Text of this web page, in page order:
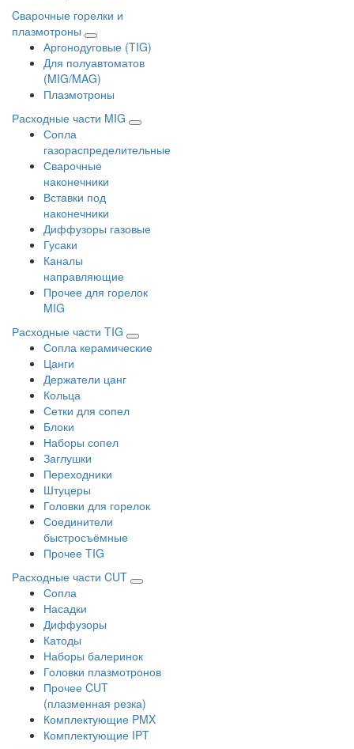
Cварочные горелки и
плазмотроны
Аргонодуговые (TIG)
Для полуавтоматов
(MIG/MAG)
Плазмотроны
Расходные части MIG
Сопла
газораспределительные
Сварочные
наконечники
Вставки под
наконечники
Диффузоры газовые
Гусаки
Каналы
направляющие
Прочее для горелок
MIG
Расходные части TIG
Сопла керамические
Цанги
Держатели цанг
Кольца
Сетки для сопел
Блоки
Наборы сопел
Заглушки
Переходники
Штуцеры
Головки для горелок
Соединители
быстросъёмные
Прочее TIG
Расходные части CUT
Сопла
Насадки
Диффузоры
Катоды
Наборы балеринок
Головки плазмотронов
Прочее CUT
(плазменная резка)
Комплектующие PMX
Комплектующие IPT